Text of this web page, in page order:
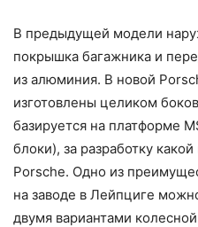
В предыдущей модели
покрышка багажника и
из алюминия. В новой
изготовлены целиком
базируется на платформе
блоки), за разработку
Porsche. Одно из
на заводе в Лейпциге
двумя вариантами